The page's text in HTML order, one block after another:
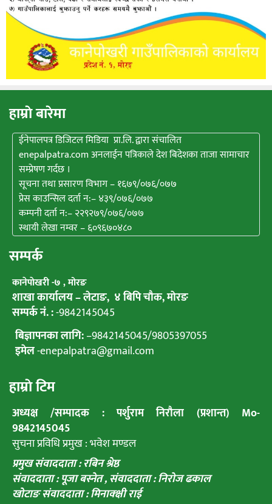
हाम्राे बारेमा
ईनेपालपत्र डिजिटल मिडिया प्रा.लि. द्वारा संचालित
enepalpatra.com अनलाईन पत्रिकाले देश बिदेशका ताजा सामाचार
सम्प्रेषण गर्दछ ।
सूचना तथा प्रसारण विभाग – १६७९/०७६/०७७
प्रेस काउन्सिल दर्ता न:– ४३९/०७६/०७७
कम्पनी दर्ता न:– २२९२७९/०७६/०७७
स्थायी लेखा नम्वर – ६०९६७०४८०
सम्पर्क
कानेपाेखरी -७ , मोरङ
शाखा कार्यालय – लेटाङ, ४ बिपि चाैक, माेरङ
सम्पर्क नं. :-9842145045
बिज्ञापनका लागि:–9842145045/9805397055
इमेल-enepalpatra@gmail.com
हाम्राे टिम
अध्यक्ष /सम्पादक : पर्शुराम निराैला (प्रशान्त) Mo-
9842145045
सुचना प्रविधि प्रमुख : भवेश मण्डल
प्रमुख संवाददाता : रबिन श्रेष्ठ
संवाददाता : पूजा बस्नेत ,संवाददाता : निराेज ढकाल
खाेटाङ संवाददाता : मिनाक्क्षी राई